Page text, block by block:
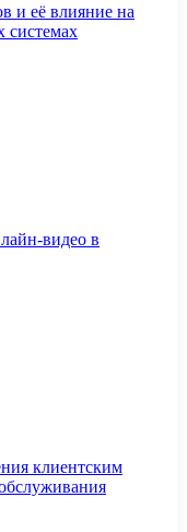
и её влияние на
системах
видео в
клиентским